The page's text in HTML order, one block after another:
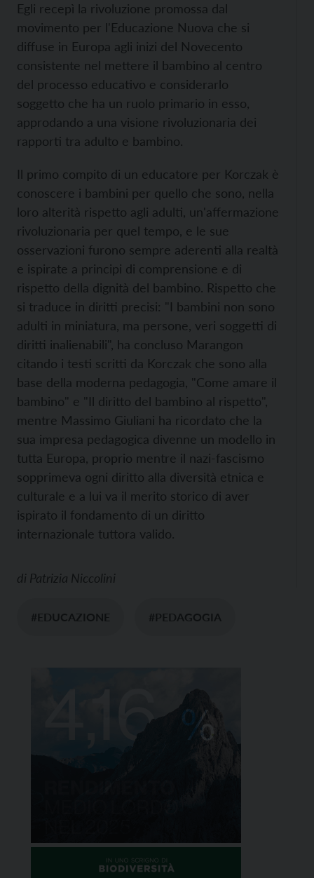
Egli recepì la rivoluzione promossa dal
movimento per l'Educazione Nuova che si
diffuse in Europa agli inizi del Novecento
consistente nel mettere il bambino al centro
del processo educativo e considerarlo
soggetto che ha un ruolo primario in esso,
approdando a una visione rivoluzionaria dei
rapporti tra adulto e bambino.
Il primo compito di un educatore per Korczak è
conoscere i bambini per quello che sono, nella
loro alterità rispetto agli adulti, un'affermazione
rivoluzionaria per quel tempo, e le sue
osservazioni furono sempre aderenti alla realtà
e ispirate a principi di comprensione e di
rispetto della dignità del bambino. Rispetto che
si traduce in diritti precisi: "I bambini non sono
adulti in miniatura, ma persone, veri soggetti di
diritti inalienabili", ha concluso Marangon
citando i testi scritti da Korczak che sono alla
base della moderna pedagogia, "Come amare il
bambino" e "Il diritto del bambino al rispetto",
mentre Massimo Giuliani ha ricordato che la
sua impresa pedagogica divenne un modello in
tutta Europa, proprio mentre il nazi-fascismo
sopprimeva ogni diritto alla diversità etnica e
culturale e a lui va il merito storico di aver
ispirato il fondamento di un diritto
internazionale tuttora valido.
di Patrizia Niccolini
#EDUCAZIONE #PEDAGOGIA